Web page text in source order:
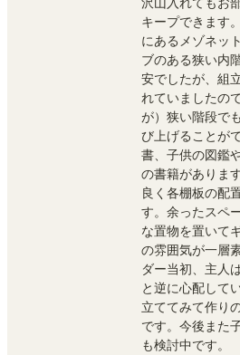
キープできます
にあるメゾネッ
ブのある狭い内
安でしたが、組
れていましたの
が）狭い階段で
び上げることが
書、子供の図鑑
の書籍がありま
良く各棚板の配
す。余ったスペ
な置物を置いて
の雰囲気が一層
ダー当初、主人
と逆に心配して
立ててみて作り
です。今後また
も検討中です。